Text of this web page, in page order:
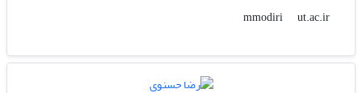
mmodiri
ut.ac.ir